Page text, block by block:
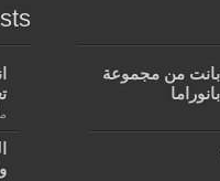
بانت من مجموعة
بانوراما